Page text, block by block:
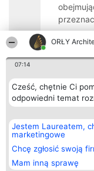
ORŁY
07:14
Cześć, chętnie Ci
odpowiedni temat
Jestem Laureatem,
marketingowe
Chcę zgłosić swoją
Mam inną sprawę
9.2
Organizator plebiscytu
Bright Side Solutions sp. z o.
o. sp. k.
ul. Ruska 22
Wrocław 50-079
KRS 0000749100 | Regon
381313360 | NIP 8943132676
+48 508 492 400